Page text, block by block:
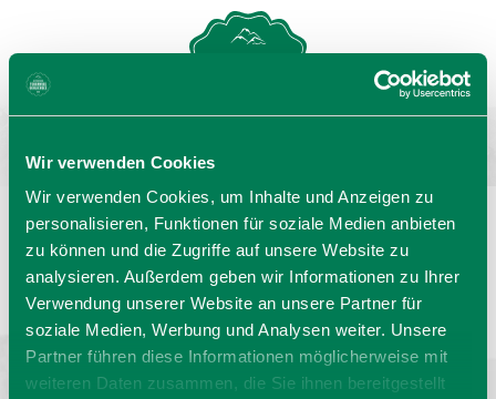
Wir verwenden Cookies
Wir verwenden Cookies, um Inhalte und Anzeigen zu
personalisieren, Funktionen für soziale Medien anbieten
zu können und die Zugriffe auf unsere Website zu
analysieren. Außerdem geben wir Informationen zu Ihrer
Verwendung unserer Website an unsere Partner für
soziale Medien, Werbung und Analysen weiter. Unsere
Partner führen diese Informationen möglicherweise mit
weiteren Daten zusammen, die Sie ihnen bereitgestellt
Sprache wählen: DE EN IT
Barrierefrei reisen Filmregion
Prospekte
Kontakt
Impressum
Datenschutz
Erklärung zur Barrierefreiheit
Bayern - traditionell anders
GASTGEBERSUCHE